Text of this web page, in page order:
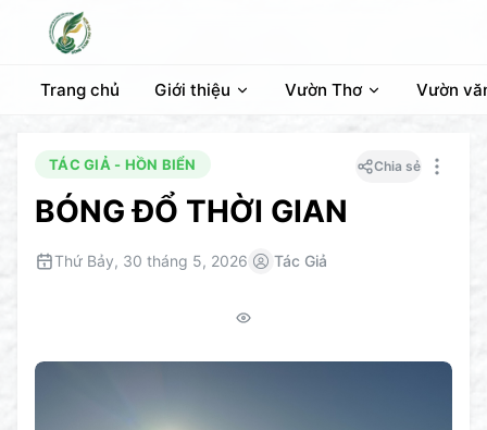
Trang chủ Giới thiệu Vườn Thơ Vườn
TÁC GIẢ - HỒN BIỂN
BÓNG ĐỔ THỜI GIAN
Chia sẻ
Thứ Bảy, 30 tháng 5, 2026 Tác Giả